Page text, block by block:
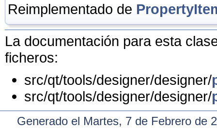
Reimplementado de
La documentación para esta
ficheros:
src/qt/tools/designer/designer/
src/qt/tools/designer/designer/
Generado el Martes, 7 de Febrero de